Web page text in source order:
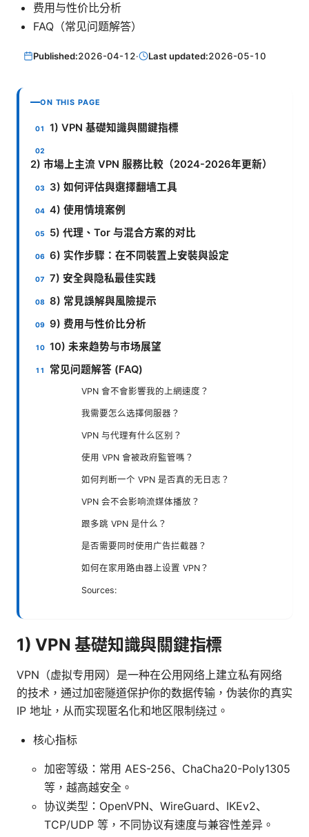
费用与性价比分析
FAQ（常见问题解答）
Published:2026-04-12· Last updated:2026-05-10
ON THIS PAGE
1) VPN 基礎知識與關鍵指標
2) 市場上主流 VPN 服務比較（2024-2026年更新）
3) 如何评估與選擇翻墙工具
4) 使用情境案例
5) 代理、Tor 与混合方案的对比
6) 实作步驟：在不同裝置上安裝與設定
7) 安全與隐私最佳实践
8) 常見誤解與風險提示
9) 费用与性价比分析
10) 未来趋势与市场展望
常见问题解答 (FAQ)
VPN 會不會影響我的上網速度？
我需要怎么选擇伺服器？
VPN 与代理有什么区别？
使用 VPN 會被政府監管嗎？
如何判断一个 VPN 是否真的无日志？
VPN 会不会影响流媒体播放？
跟多跳 VPN 是什么？
是否需要同时使用广告拦截器？
如何在家用路由器上设置 VPN？
Sources:
1) VPN 基礎知識與關鍵指標
VPN（虚拟专用网）是一种在公用网络上建立私有网络
的技术，通过加密隧道保护你的数据传输，伪装你的真实
IP 地址，从而实现匿名化和地区限制绕过。
核心指标
加密等级：常用 AES-256、ChaCha20-Poly1305
等，越高越安全。
协议类型：OpenVPN、WireGuard、IKEv2、
TCP/UDP 等，不同协议有速度与兼容性差异。